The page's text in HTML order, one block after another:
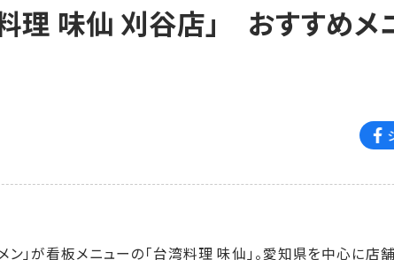
理 味仙 刈谷店」 おすすめメ
」が看板メニューの「台湾料理 味仙」。愛知県を中心に店